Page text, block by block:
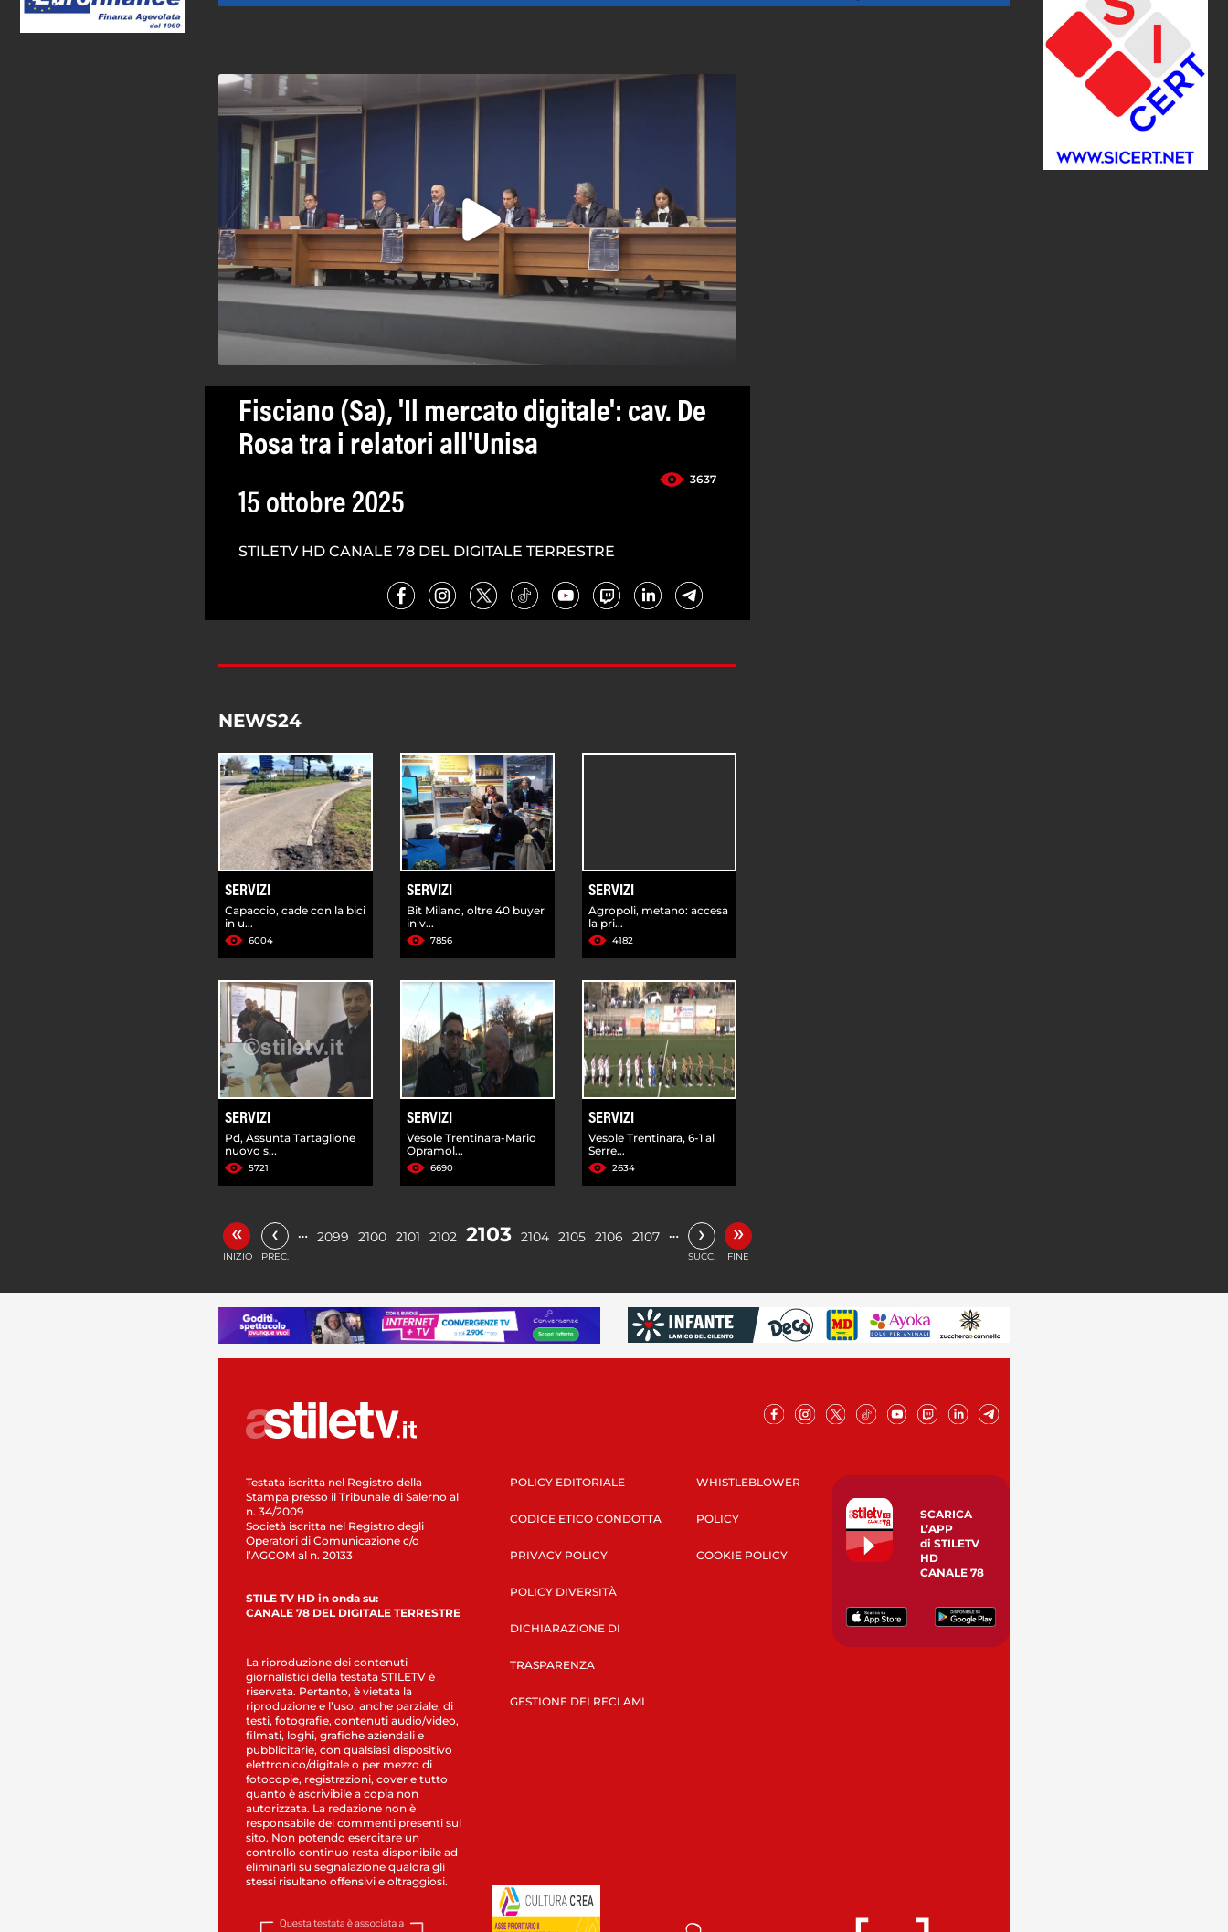
Fisciano (Sa), 'Il mercato digitale': cav. De
Rosa tra i relatori all'Unisa
3637
15 ottobre 2025
STILETV HD CANALE 78 DEL DIGITALE TERRESTRE
NEWS24
SERVIZI
Capaccio, cade con la bici
in u...
6004
SERVIZI
Bit Milano, oltre 40 buyer
in v...
7856
SERVIZI
Agropoli, metano: accesa
la pri...
4182
SERVIZI
Pd, Assunta Tartaglione
nuovo s...
5721
SERVIZI
Vesole Trentinara-Mario
Opramol...
6690
SERVIZI
Vesole Trentinara, 6-1 al
Serre...
2634
«
INIZIO
‹
PREC.
… 2099 2100 2101 2102 2103 2104 2105 2106 2107 … ›
SUCC.
»
FINE
Testata iscritta nel Registro della
Stampa presso il Tribunale di Salerno al
n. 34/2009
Società iscritta nel Registro degli
Operatori di Comunicazione c/o
l’AGCOM al n. 20133
STILE TV HD in onda su:
CANALE 78 DEL DIGITALE TERRESTRE
La riproduzione dei contenuti
giornalistici della testata STILETV è
riservata. Pertanto, è vietata la
riproduzione e l’uso, anche parziale, di
testi, fotografie, contenuti audio/video,
filmati, loghi, grafiche aziendali e
pubblicitarie, con qualsiasi dispositivo
elettronico/digitale o per mezzo di
fotocopie, registrazioni, cover e tutto
quanto è ascrivibile a copia non
autorizzata. La redazione non è
responsabile dei commenti presenti sul
sito. Non potendo esercitare un
controllo continuo resta disponibile ad
eliminarli su segnalazione qualora gli
stessi risultano offensivi e oltraggiosi.
POLICY EDITORIALE
CODICE ETICO CONDOTTA
PRIVACY POLICY
POLICY DIVERSITÀ
DICHIARAZIONE DI
TRASPARENZA
GESTIONE DEI RECLAMI
WHISTLEBLOWER
POLICY
COOKIE POLICY
SCARICA
L’APP
di STILETV
HD
CANALE 78